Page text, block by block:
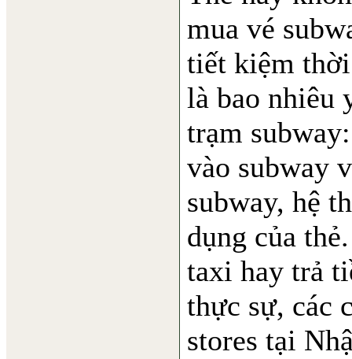
mua vé
tiết kiệm
là bao nhiêu
trạm
vào subway
subway, hệ
dụng của
taxi hay trả
thực sự, các
stores tại